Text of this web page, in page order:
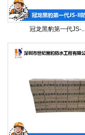
冠龙黑豹第一代JS-...